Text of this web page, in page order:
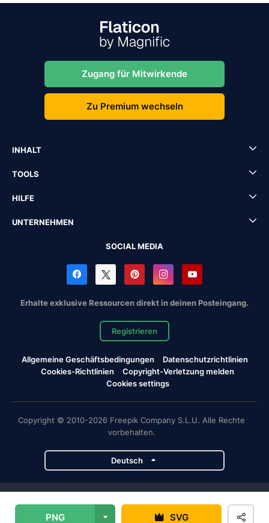
PNG SVG
Zugang für Mitwirkende
Zu Premium wechseln
INHALT
TOOLS
HILFE
UNTERNEHMEN
SOCIAL MEDIA
Erhalte exklusive Ressourcen direkt in deinen Posteingang.
Registrieren
Allgemeine Geschäftsbedingungen
Datenschutzrichtlinien
Cookies-Richtlinien
Copyright-Verletzung melden
Cookies settings
Copyright © 2010-2026 Freepik Company S.L.U. Alle Rechte
vorbehalten.
Deutsch